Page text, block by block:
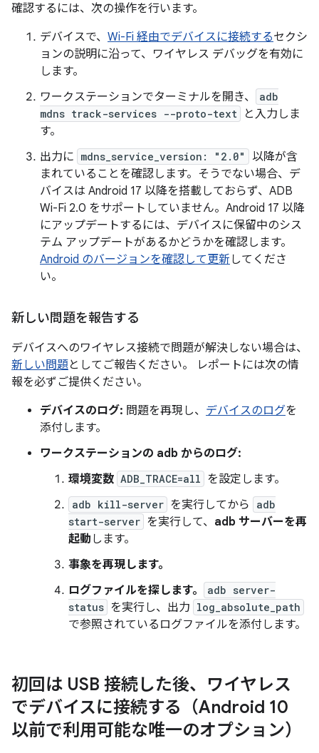
確認するには、次の操作を行います。
デバイスで、 Wi-Fi 経由でデバイスに接続するセクシ
ョンの説明に沿って、ワイヤレス デバッグを有効に
します。
ワークステーションでターミナルを開き、
adb
mdns track-services --proto-text
と入力しま
す。
出力に mdns_service_version: "2.0"
以降が含
まれていることを確認します。そうでない場合、デ
バイスは Android 17 以降を搭載しておらず、ADB
Wi-Fi 2.0 をサポートしていません。Android 17 以降
にアップデートするには、デバイスに保留中のシス
テム アップデートがあるかどうかを確認します。
Android のバージョンを確認して更新 してくださ
い。
新しい問題を報告する
デバイスへのワイヤレス接続で問題が解決しない場合は、
新しい問題としてご報告ください。 レポートには次の情
報を必ずご提供ください。
デバイスのログ: 問題を再現し、 デバイスのログを
添付します。
ワークステーションの adb からのログ:
環境変数 ADB_TRACE=all を設定します。
adb kill-server を実行してから
adb
start-server を実行して、 adb サーバーを再
起動 します。
事象を再現します。
ログファイルを探します。
adb server-
status を実行し、出力 log_absolute_path
で参照されているログファイルを添付します。
初回は USB 接続した後、ワイヤレス
でデバイスに接続する（Android 10
以前で利用可能な唯一のオプション）